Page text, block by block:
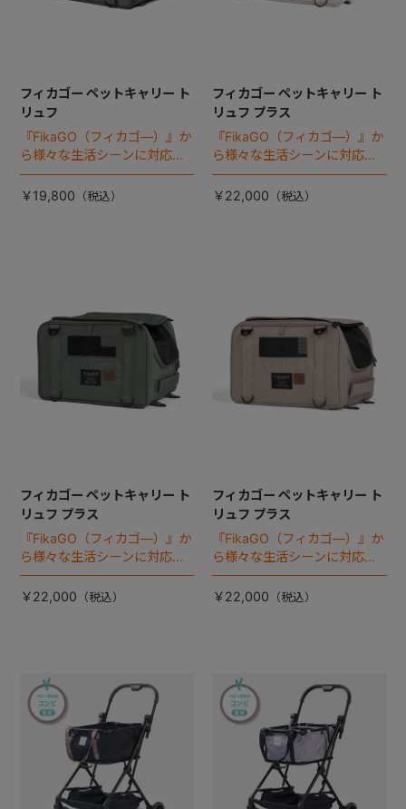
フィカゴー ペットキャリー ト
リュフ
『FikaGO（フィカゴ―）』か
ら様々な生活シーンに対応す
る猫＆超小型犬用 ペットキャ
リー 『トリュフ』 登場！
￥19,800
フィカゴー ペットキャリー ト
リュフ プラス
『FikaGO（フィカゴ―）』か
ら様々な生活シーンに対応す
る4wayタイプの小型犬用 ペ
ットキャリー 『トリュフ プラ
￥22,000
フィカゴー ペットキャリー ト
リュフ プラス
『FikaGO（フィカゴ―）』か
ら様々な生活シーンに対応す
る4wayタイプの小型犬用 ペ
ットキャリー 『トリュフ プラ
￥22,000
フィカゴー ペットキャリー ト
リュフ プラス
『FikaGO（フィカゴ―）』か
ら様々な生活シーンに対応す
る4wayタイプの小型犬用 ペ
ットキャリー 『トリュフ プラ
￥22,000